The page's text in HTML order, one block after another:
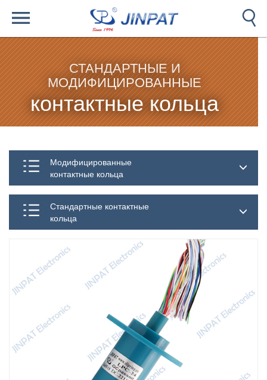
СТАНДАРТНЫЕ И
МОДИФИЦИРОВАННЫЕ
контактные кольца
Модифицированные
контактные кольца
Стандартные контактные
кольца